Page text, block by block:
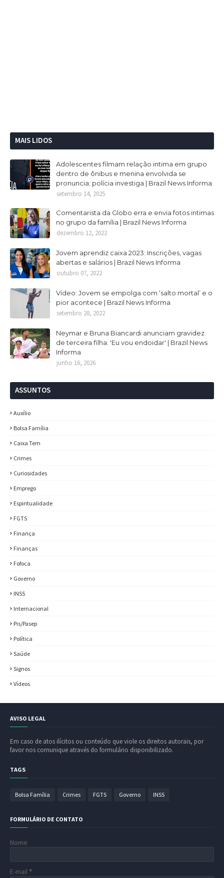
MAIS LIDOS
Adolescentes filmam relação intima em grupo
dentro de ônibus e menina envolvida se
pronuncia; polícia investiga | Brazil News Informa
setembro 14, 2025
Comentarista da Globo erra e envia fotos intimas
no grupo da família | Brazil News Informa
dezembro 12, 2022
Jovem aprendiz caixa 2023: Inscrições, vagas
abertas e salários | Brazil News Informa
outubro 07, 2022
Vídeo: Jovem se empolga com ‘salto mortal’ e o
pior acontece | Brazil News Informa
setembro 28, 2022
Neymar e Bruna Biancardi anunciam gravidez
de terceira filha: 'Eu vou endoidar' | Brazil News
Informa
junho 16, 2026
ASSUNTOS
Auxílio
Bolsa Família
Caixa Tem
Crimes
Curiosidades
Emprego
Espiritualidade
FGTS
Finança
Finanças
Fofoca
Governo
INSS
Internacional
Pis/Pasep
Política
Saúde
Signos
Vídeos
AVISO LEGAL
Em caso de atos ilícitos ou conteúdo que viole os direitos autorais, por
favor nos comunique através do formulário disponibilizado.
TAGS
Bolsa Família Crimes FGTS Governo INSS
FORMULÁRIO DE CONTATO
Nome
E-mail *